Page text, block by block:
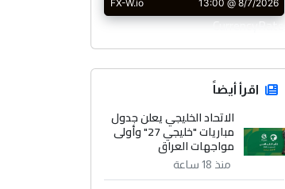
CurrencyRate
اقرأ أيضاً
الاتحاد الخليجي يعلن جدول
مباريات "خليجي 27" وأولى
مواجهات العراق
منذ 18 ساعة